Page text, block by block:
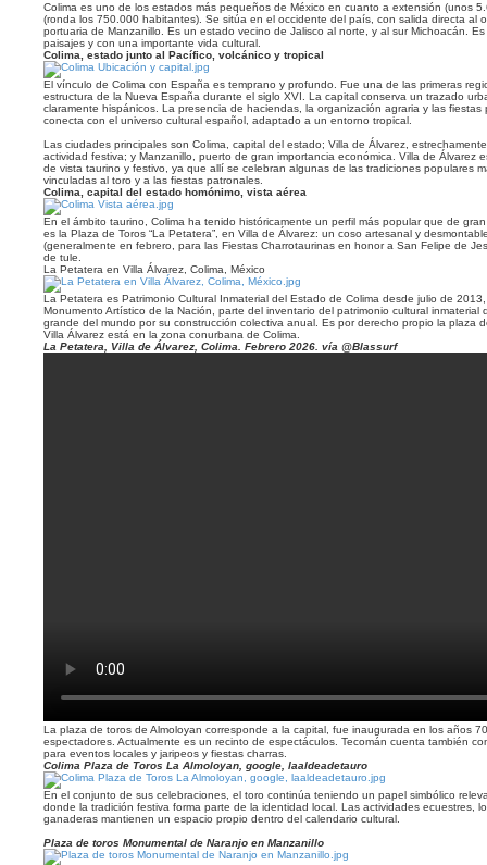
a
j
e
Colima es uno de los estados más pequeños de México en cuanto a extensión (unos
(ronda los 750.000 habitantes). Se sitúa en el occidente del país, con salida directa al
portuaria de Manzanillo. Es un estado vecino de Jalisco al norte, y al sur Michoacán.
paisajes y con una importante vida cultural.
Colima, estado junto al Pacífico, volcánico y tropical
El vínculo de Colima con España es temprano y profundo. Fue una de las primeras
estructura de la Nueva España durante el siglo XVI. La capital conserva un trazado
claramente hispánicos. La presencia de haciendas, la organización agraria y las
conecta con el universo cultural español, adaptado a un entorno tropical.
Las ciudades principales son Colima, capital del estado; Villa de Álvarez,
actividad festiva; y Manzanillo, puerto de gran importancia económica. Villa de Álvarez
de vista taurino y festivo, ya que allí se celebran algunas de las tradiciones populares
vinculadas al toro y a las fiestas patronales.
Colima, capital del estado homónimo, vista aérea
En el ámbito taurino, Colima ha tenido históricamente un perfil más popular que de
es la Plaza de Toros “La Petatera”, en Villa de Álvarez: un coso artesanal y
(generalmente en febrero, para las Fiestas Charrotaurinas en honor a San Felipe de
de tule.
La Petatera en Villa Álvarez, Colima, México
La Petatera es Patrimonio Cultural Inmaterial del Estado de Colima desde julio de
Monumento Artístico de la Nación, parte del inventario del patrimonio cultural
grande del mundo por su construcción colectiva anual. Es por derecho propio la plaza
Villa Álvarez está en la zona conurbana de Colima.
La Petatera, Villa de Álvarez, Colima. Febrero 2026. vía @Blassurf
La plaza de toros de Almoloyan corresponde a la capital, fue inaugurada en los años
espectadores. Actualmente es un recinto de espectáculos. Tecomán cuenta también
para eventos locales y jaripeos y fiestas charras.
Colima Plaza de Toros La Almoloyan, google, laaldeadetauro
En el conjunto de sus celebraciones, el toro continúa teniendo un papel simbólico
donde la tradición festiva forma parte de la identidad local. Las actividades ecuestres,
ganaderas mantienen un espacio propio dentro del calendario cultural.
Plaza de toros Monumental de Naranjo en Manzanillo